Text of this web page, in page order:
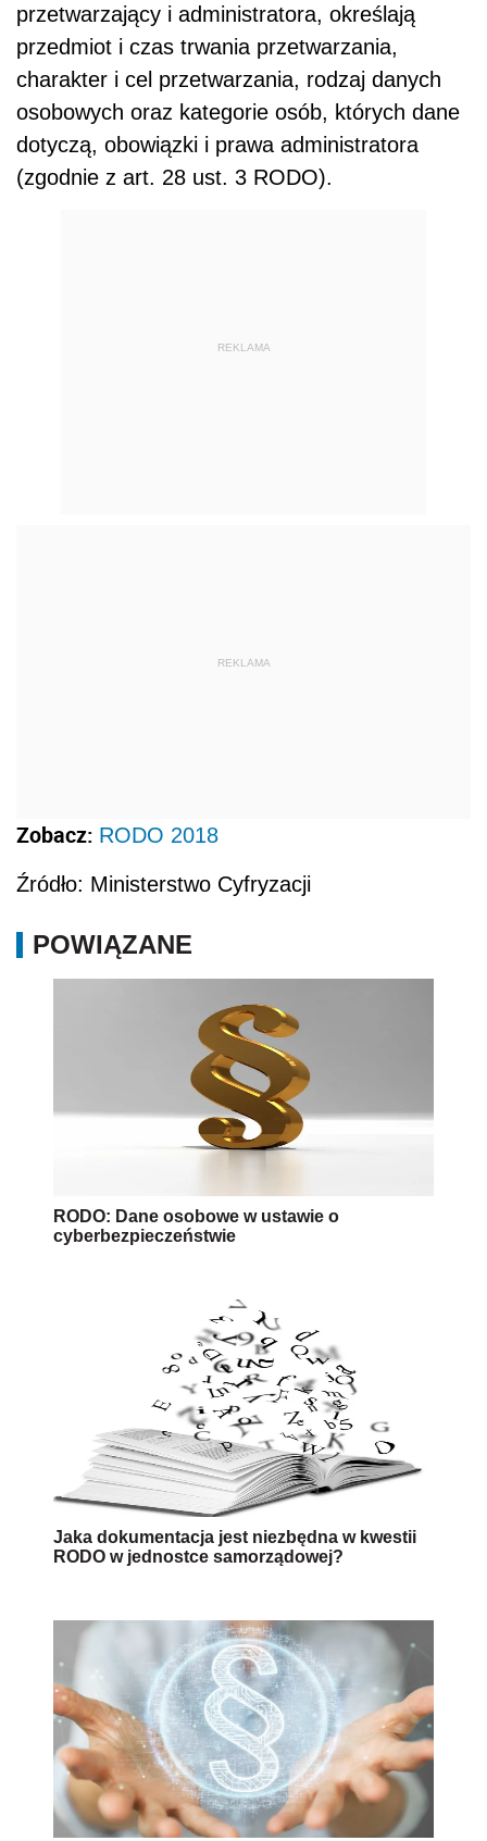
przetwarzający i administratora, określają
przedmiot i czas trwania przetwarzania,
charakter i cel przetwarzania, rodzaj danych
osobowych oraz kategorie osób, których dane
dotyczą, obowiązki i prawa administratora
(zgodnie z art. 28 ust. 3 RODO).
REKLAMA
REKLAMA
Zobacz: RODO 2018
Źródło: Ministerstwo Cyfryzacji
POWIĄZANE
RODO: Dane osobowe w ustawie o
cyberbezpieczeństwie
Jaka dokumentacja jest niezbędna w kwestii
RODO w jednostce samorządowej?